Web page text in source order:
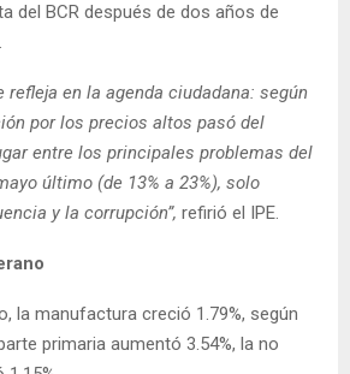
del BCR después de dos años de
refleja en la agenda ciudadana: según
por los precios altos pasó del
entre los principales problemas del
último (de 13% a 23%), solo
y la corrupción”, refirió el IPE.
la manufactura creció 1.79%, según
primaria aumentó 3.54%, la no